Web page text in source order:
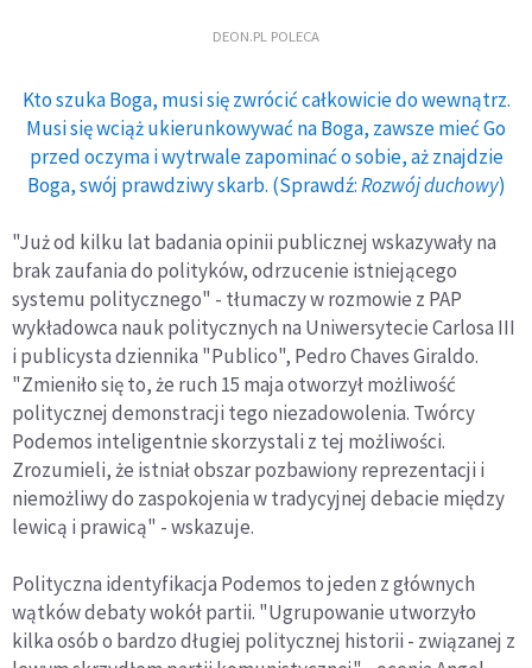
DEON.PL POLECA
Kto szuka Boga, musi się zwrócić całkowicie do wewnątrz.
Musi się wciąż ukierunkowywać na Boga, zawsze mieć Go
przed oczyma i wytrwale zapominać o sobie, aż znajdzie
Boga, swój prawdziwy skarb. (Sprawdź:Rozwój duchowy)
"Już od kilku lat badania opinii publicznej wskazywały na
brak zaufania do polityków, odrzucenie istniejącego
systemu politycznego" - tłumaczy w rozmowie z PAP
wykładowca nauk politycznych na Uniwersytecie Carlosa III
i publicysta dziennika "Publico", Pedro Chaves Giraldo.
"Zmieniło się to, że ruch 15 maja otworzył możliwość
politycznej demonstracji tego niezadowolenia. Twórcy
Podemos inteligentnie skorzystali z tej możliwości.
Zrozumieli, że istniał obszar pozbawiony reprezentacji i
niemożliwy do zaspokojenia w tradycyjnej debacie między
lewicą i prawicą" - wskazuje.
Polityczna identyfikacja Podemos to jeden z głównych
wątków debaty wokół partii. "Ugrupowanie utworzyło
kilka osób o bardzo długiej politycznej historii - związanej z